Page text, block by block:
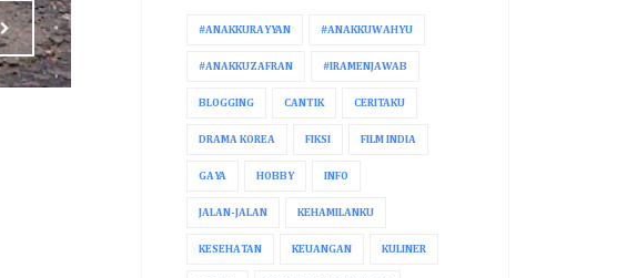
#ANAKKURAYYAN #ANAKKUWAHYU
#ANAKKUZAFRAN #IRAMENJAWAB
BLOGGING CANTIK CERITAKU
DRAMA KOREA FIKSI FILM INDIA
GAYA HOBBY INFO
JALAN-JALAN KEHAMILANKU
KESEHATAN KEUANGAN KULINER